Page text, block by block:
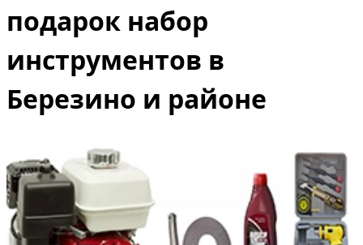
подарок набор
инструментов в
Березино и районе